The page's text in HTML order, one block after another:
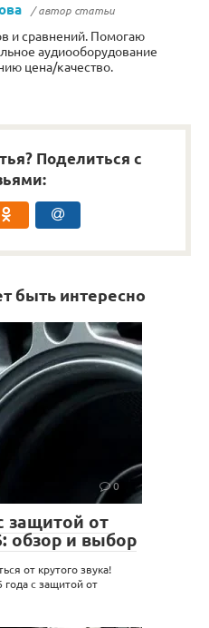
/ автор статьи
и сравнений. Помогаю
аудиооборудование
цена/качество.
Поделиться с
быть интересно
0
защитой от
обзор и выбор
от крутого звука!
года с защитой от